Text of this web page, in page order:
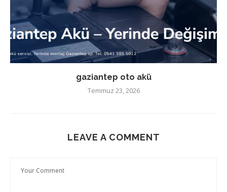
gaziantep oto akü
Temmuz 23, 2026
LEAVE A COMMENT